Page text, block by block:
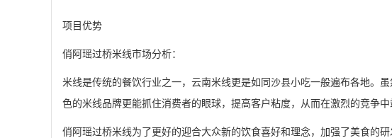
项目优势
俏阿瑶过桥米线市场分析：
米线是传统的餐饮行业之一，云南米线更是如同沙县小吃一般遍布各地。
色的米线品牌更能抓住消费者的眼球，提高客户粘度，从而在激烈的竞争中
俏阿瑶过桥米线为了更好的迎合大众新的饮食喜好和理念，加强了美食的